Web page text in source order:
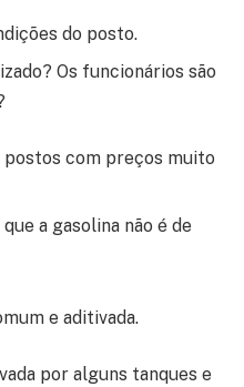
do posto.
Os funcionários são
postos com preços muito
a gasolina não é de
e aditivada.
por alguns tanques e